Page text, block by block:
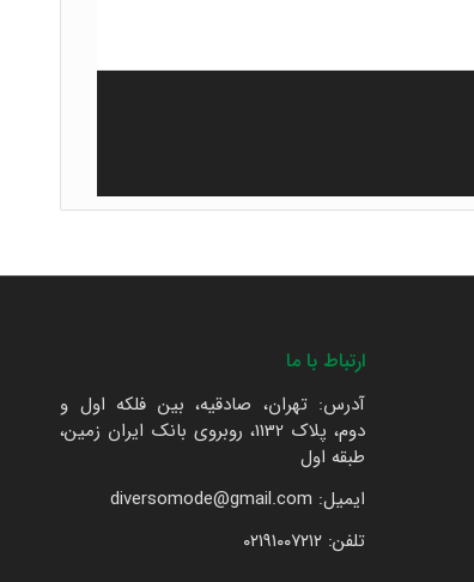
ارتباط با ما
آدرس: تهران، صادقیه، بین فلکه اول و
دوم، پلاک 1132، روبروی بانک ایران زمین،
طبقه اول
ایمیل: diversomode@gmail.com
تلفن: ۰۲۱۹۱۰۰۷۲۱۲